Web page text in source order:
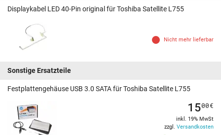
Displaykabel LED 40-Pin original für Toshiba Satellite L755
Nicht mehr lieferbar
Sonstige Ersatzteile
Festplattengehäuse USB 3.0 SATA für Toshiba Satellite L755
1500€
inkl. 19% MwSt
zzgl. Versandkosten